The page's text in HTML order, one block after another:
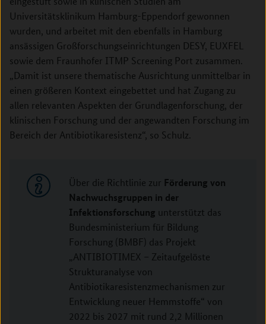
Universitätsklinikum Hamburg-Eppendorf gewonnen
wurden, und arbeitet mit den ebenfalls in Hamburg
ansässigen Großforschungseinrichtungen DESY, EUXFEL
sowie dem Fraunhofer ITMP Screening Port zusammen.
„Damit ist unsere thematische Ausrichtung unmittelbar in
einen größeren Kontext eingebettet und hat Zugang zu
allen relevanten Aspekten der Grundlagenforschung, der
klinischen Forschung und der angewandten Forschung im
Bereich der Antibiotikaresistenz“, so Schulz.
Über die Richtlinie zur Förderung von
Nachwuchsgruppen in der
Infektionsforschung unterstützt das
Bundesministerium für Bildung
Forschung (BMBF) das Projekt
„ANTIBIOTIMEX – Zeitaufgelöste
Strukturanalyse von
Antibiotikaresistenzmechanismen zur
Entwicklung neuer Hemmstoffe“ von
2022 bis 2027 mit rund 2,2 Millionen